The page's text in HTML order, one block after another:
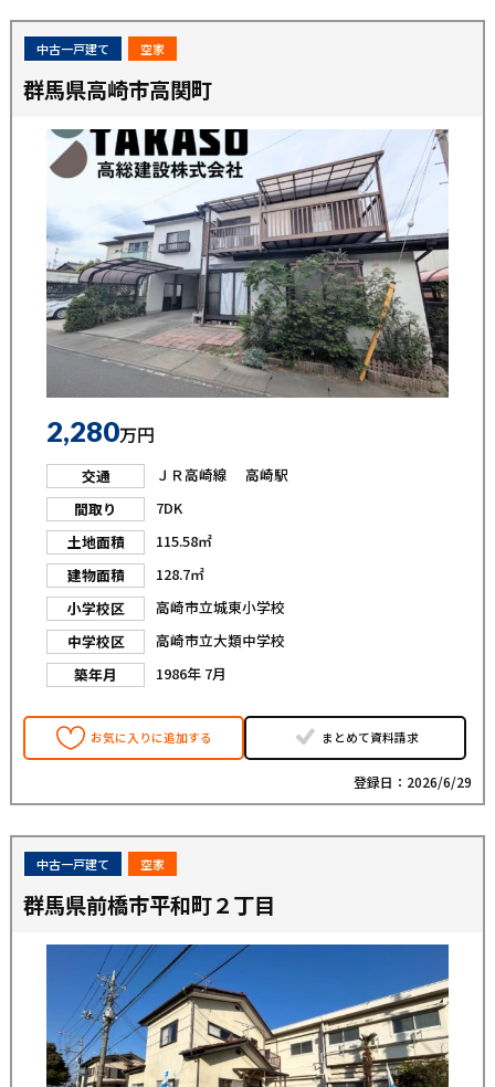
中古一戸建て 空家
群馬県高崎市高関町
2,280万円
交通
ＪＲ高崎線 高崎駅
間取り
7DK
土地面積
115.58㎡
建物面積
128.7㎡
小学校区
高崎市立城東小学校
中学校区
高崎市立大類中学校
築年月
1986年 7月
お気に入りに追加する まとめて資料請求
登録日：2026/6/29
中古一戸建て 空家
群馬県前橋市平和町２丁目